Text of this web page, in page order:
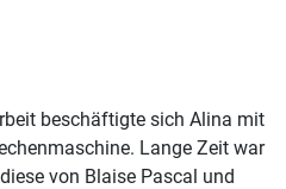
beschäftigte sich Alina mit
Lange Zeit war
von Blaise Pascal und